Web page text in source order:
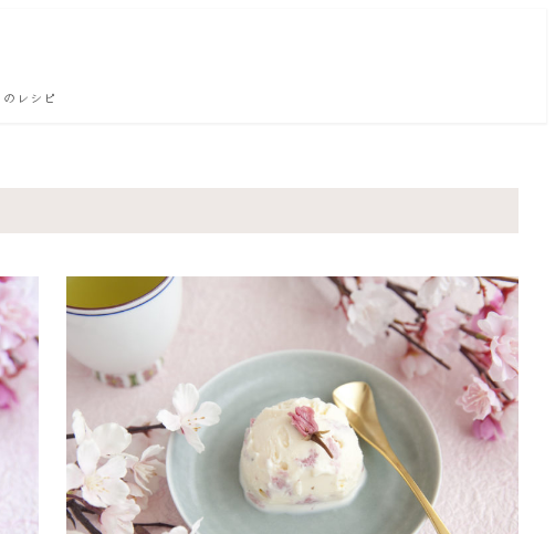
レシピ